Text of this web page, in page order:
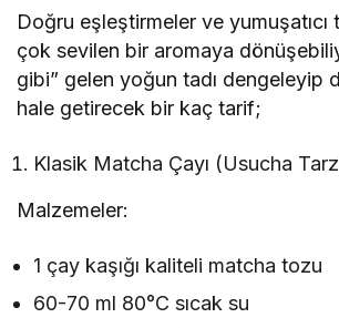
Doğru eşleştirmeler ve
çok sevilen bir aromaya
gibi” gelen yoğun tadı dengeleyip
hale getirecek bir kaç tarif;
Klasik Matcha Çayı (Usucha
Malzemeler:
1 çay kaşığı kaliteli matcha tozu
60-70 ml 80°C sıcak su